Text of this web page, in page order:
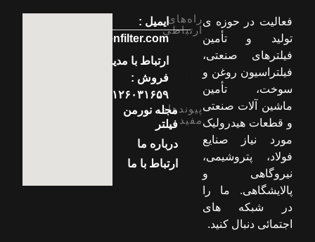
فعالیت در حوزه ی
تولید و تأمین
فیلترهای صنعتی،
فیلتراسیون روغن و
سوخت، تأمین
ماشین آلات صنعتی
و قطعات هیدرولیک
مورد نیاز صنایع
فولاد، پتروشیمی،
نیروگاهی و
پالایشگاهی. ما را
در شبکه های
اجتمائی دنبال کنید.
راه‌های
ارتباطی
ایمیل :
info[at]normenfilter.com
ارتباط با مدیر
فروش :
۰۹۱۲۶۰۳۱۶۵۹
پیوندهای
مفید
مجله نورمن
فیلتر
درباره ما
ارتباط با ما